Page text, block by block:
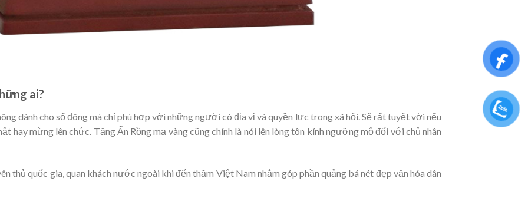
ai?
dành cho số đông mà chỉ phù hợp với những người có địa vị và quyền lực trong xã hội. Sẽ rất tuyệt vời nếu
hay mừng lên chức. Tặng Ấn Rồng mạ vàng cũng chính là nói lên lòng tôn kính ngưỡng mộ đối với chủ nhân
thủ quốc gia, quan khách nước ngoài khi đến thăm Việt Nam nhằm góp phần quảng bá nét đẹp văn hóa dân